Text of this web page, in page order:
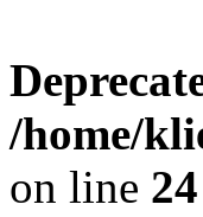
/home/
on line 24